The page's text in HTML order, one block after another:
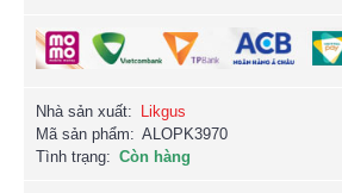
Nhà sản xuất:
Likgus
Mã sản phẩm: ALOPK3970
Tình trạng: Còn hàng